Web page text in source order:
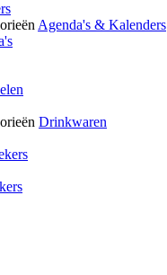
Agenda's & Kalenders
Drinkwaren